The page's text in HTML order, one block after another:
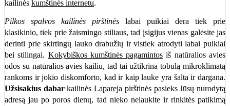
kailinės kumštinės internetu.
Pilkos spalvos kailinės pirštinės labai puikiai dera tiek prie
klasikinio, tiek prie žaismingo stiliaus, tad įsigijus vienas galėsite jas
derinti prie skirtingų lauko drabužių ir vistiek atrodyti labai puikiai
bei stilingai. Kokybiškos kumštinės pagamintos iš natūralios avies
odos su natūralios avies kailiu, tad tai užtikrina tobulą mikroklimatą
rankoms ir jokio diskomforto, kad ir kaip lauke yra šalta ir dargana.
Užsisakius dabarkailinėsLapareja pirštinės pasieks Jūsų nurodytą
adresą jau po poros dienų, tad nieko nelaukite ir rinkitės patikimą